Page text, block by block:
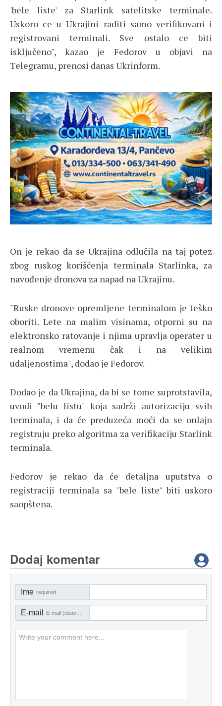
'bele liste' za Starlink satelitske terminale.
Uskoro ce u Ukrajini raditi samo verifikovani i
registrovani terminali. Sve ostalo ce biti
isključeno", kazao je Fedorov u objavi na
Telegramu, prenosi danas Ukrinform.
On je rekao da se Ukrajina odlučila na taj potez
zbog ruskog korišćenja terminala Starlinka, za
navođenje dronova za napad na Ukrajinu.
"Ruske dronove opremljene terminalom je teško
oboriti. Lete na malim visinama, otporni su na
elektronsko ratovanje i njima upravlja operater u
realnom vremenu čak i na velikim
udaljenostima", dodao je Fedorov.
Dodao je da Ukrajina, da bi se tome suprotstavila,
uvodi "belu listu" koja sadrži autorizaciju svih
terminala, i da će preduzeća moći da se onlajn
registruju preko algoritma za verifikaciju Starlink
terminala.
Fedorov je rekao da će detaljna uputstva o
registraciji terminala sa "bele liste" biti uskoro
saopštena.
Dodaj komentar
Ime required
E-mail